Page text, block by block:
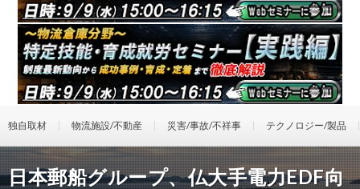
独自取材 物流施設/不動産 災害/事故/不祥事 テクノロジー/製品
日本郵船グループ、仏大手電力EDF向